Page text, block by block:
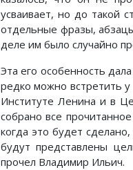
усваивает, но до такой
отдельные фразы,
деле им было случайно
Эта его особенность
редко можно встретить у
Институте Ленина и в
собрано все
когда это будет
будут представлены
прочел Владимир Ильич.